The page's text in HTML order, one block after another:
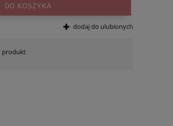
DO KOSZYKA
dodaj do ulubionych
produkt